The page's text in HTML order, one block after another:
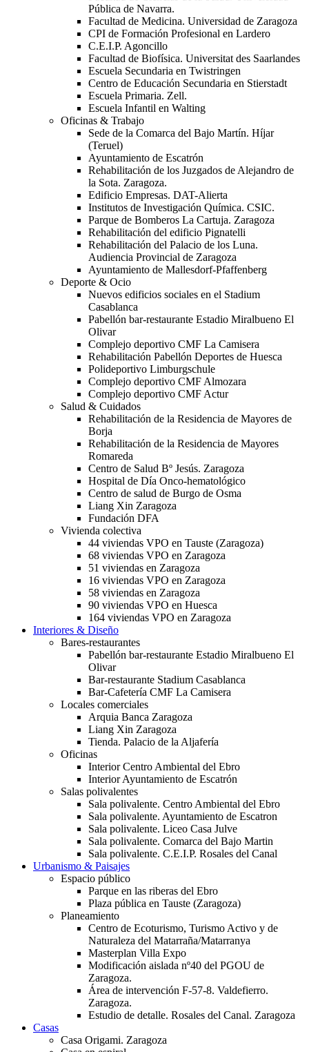
Pública de Navarra.
Facultad de Medicina. Universidad de Zaragoza
CPI de Formación Profesional en Lardero
C.E.I.P. Agoncillo
Facultad de Biofísica. Universitat des Saarlandes
Escuela Secundaria en Twistringen
Centro de Educación Secundaria en Stierstadt
Escuela Primaria. Zell.
Escuela Infantil en Walting
Oficinas & Trabajo
Sede de la Comarca del Bajo Martín. Híjar
(Teruel)
Ayuntamiento de Escatrón
Rehabilitación de los Juzgados de Alejandro de
la Sota. Zaragoza.
Edificio Empresas. DAT-Alierta
Institutos de Investigación Química. CSIC.
Parque de Bomberos La Cartuja. Zaragoza
Rehabilitación del edificio Pignatelli
Rehabilitación del Palacio de los Luna.
Audiencia Provincial de Zaragoza
Ayuntamiento de Mallesdorf-Pfaffenberg
Deporte & Ocio
Nuevos edificios sociales en el Stadium
Casablanca
Pabellón bar-restaurante Estadio Miralbueno El
Olivar
Complejo deportivo CMF La Camisera
Rehabilitación Pabellón Deportes de Huesca
Polideportivo Limburgschule
Complejo deportivo CMF Almozara
Complejo deportivo CMF Actur
Salud & Cuidados
Rehabilitación de la Residencia de Mayores de
Borja
Rehabilitación de la Residencia de Mayores
Romareda
Centro de Salud Bº Jesús. Zaragoza
Hospital de Día Onco-hematológico
Centro de salud de Burgo de Osma
Liang Xin Zaragoza
Fundación DFA
Vivienda colectiva
44 viviendas VPO en Tauste (Zaragoza)
68 viviendas VPO en Zaragoza
51 viviendas en Zaragoza
16 viviendas VPO en Zaragoza
58 viviendas en Zaragoza
90 viviendas VPO en Huesca
164 viviendas VPO en Zaragoza
Interiores & Diseño
Bares-restaurantes
Pabellón bar-restaurante Estadio Miralbueno El
Olivar
Bar-restaurante Stadium Casablanca
Bar-Cafetería CMF La Camisera
Locales comerciales
Arquia Banca Zaragoza
Liang Xin Zaragoza
Tienda. Palacio de la Aljafería
Oficinas
Interior Centro Ambiental del Ebro
Interior Ayuntamiento de Escatrón
Salas polivalentes
Sala polivalente. Centro Ambiental del Ebro
Sala polivalente. Ayuntamiento de Escatron
Sala polivalente. Liceo Casa Julve
Sala polivalente. Comarca del Bajo Martin
Sala polivalente. C.E.I.P. Rosales del Canal
Urbanismo & Paisajes
Espacio público
Parque en las riberas del Ebro
Plaza pública en Tauste (Zaragoza)
Planeamiento
Centro de Ecoturismo, Turismo Activo y de
Naturaleza del Matarraña/Matarranya
Masterplan Villa Expo
Modificación aislada nº40 del PGOU de
Zaragoza.
Área de intervención F-57-8. Valdefierro.
Zaragoza.
Estudio de detalle. Rosales del Canal. Zaragoza
Casas
Casa Origami. Zaragoza